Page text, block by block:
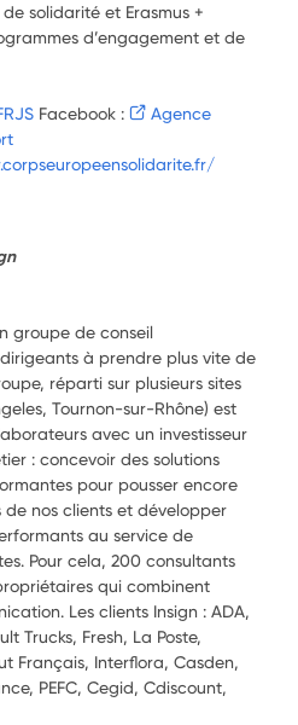
solidarité et Erasmus +
d’engagement et de
Facebook :
Agence
groupe de conseil
à prendre plus vite de
réparti sur plusieurs sites
Tournon-sur-Rhône) est
avec un investisseur
: concevoir des solutions
pour pousser encore
de nos clients et développer
au service de
Pour cela, 200 consultants
qui combinent
Les clients Insign : ADA,
Trucks, Fresh, La Poste,
Français, Interflora, Casden,
PEFC, Cegid, Cdiscount,